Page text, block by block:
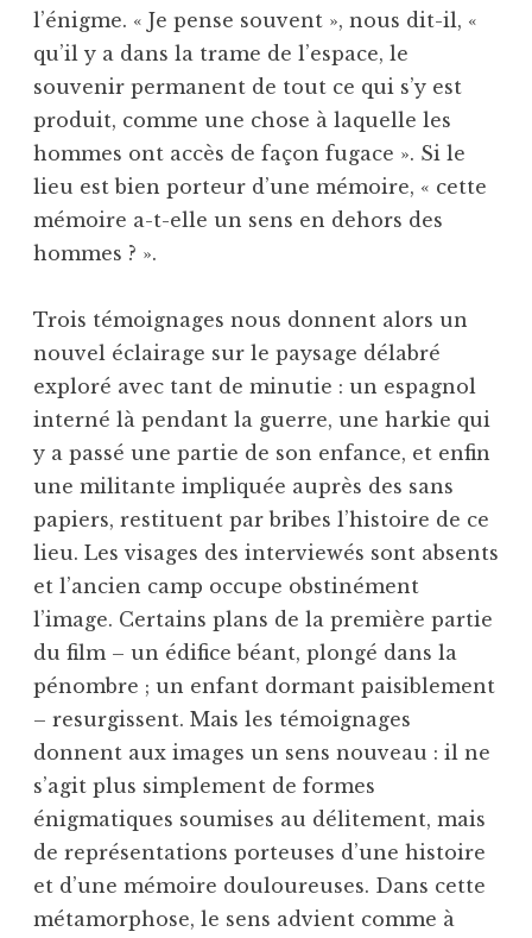
l’énigme. « Je pense souvent », nous dit-il, «
qu’il y a dans la trame de l’espace, le
souvenir permanent de tout ce qui s’y est
produit, comme une chose à laquelle les
hommes ont accès de façon fugace ». Si le
lieu est bien porteur d’une mémoire, « cette
mémoire a-t-elle un sens en dehors des
hommes ? ».
Trois témoignages nous donnent alors un
nouvel éclairage sur le paysage délabré
exploré avec tant de minutie : un espagnol
interné là pendant la guerre, une harkie qui
y a passé une partie de son enfance, et enfin
une militante impliquée auprès des sans
papiers, restituent par bribes l’histoire de ce
lieu. Les visages des interviewés sont absents
et l’ancien camp occupe obstinément
l’image. Certains plans de la première partie
du film – un édifice béant, plongé dans la
pénombre ; un enfant dormant paisiblement
– resurgissent. Mais les témoignages
donnent aux images un sens nouveau : il ne
s’agit plus simplement de formes
énigmatiques soumises au délitement, mais
de représentations porteuses d’une histoire
et d’une mémoire douloureuses. Dans cette
métamorphose, le sens advient comme à